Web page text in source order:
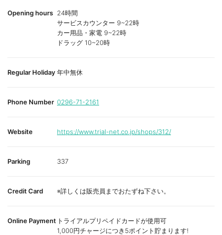
Opening hours 24時間
サービスカウンター 9~22時
カー用品・家電 9~22時
ドラッグ 10~20時
Regular Holiday 年中無休
Phone Number 0296-71-2161
Website https://www.trial-net.co.jp/shops/312/
Parking 337
Credit Card ※詳しくは販売員までおたずね下さい。
Online Payment トライアルプリペイドカードが使用可
1,000円チャージにつき5ポイント貯まります!